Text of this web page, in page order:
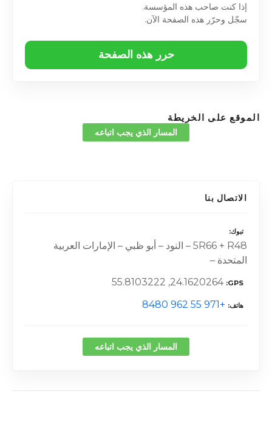
إذا كنت صاحب هذه المؤسسة.
سجّل وحرّر هذه الصفحة الآن.
حرر هذه الصفحة
الموقع على الخريطة
المسار الذي يجب اتباعه
الاتصال بنا
تبوك
5R66 + R48 – النود – أبو ظبي – الإمارات العربية
المتحدة –
GPS
24.1620264, 55.8103222
هاتف +971 55 962 8480
المسار الذي يجب اتباعه